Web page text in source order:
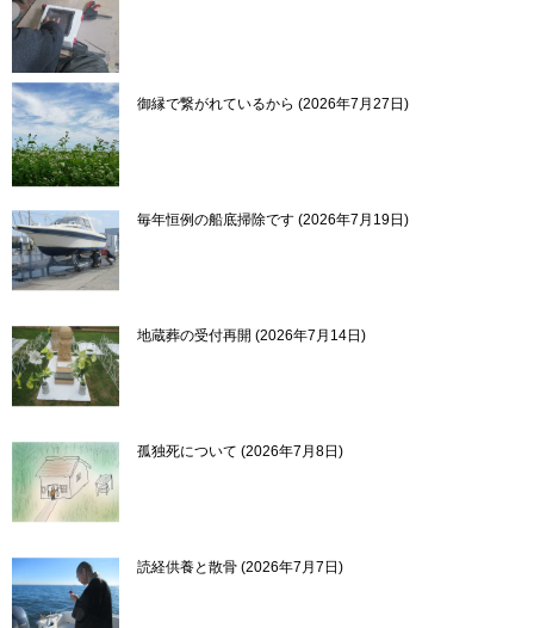
御縁で繋がれているから 2026年7月27日
毎年恒例の船底掃除です 2026年7月19日
地蔵葬の受付再開 2026年7月14日
孤独死について 2026年7月8日
読経供養と散骨 2026年7月7日